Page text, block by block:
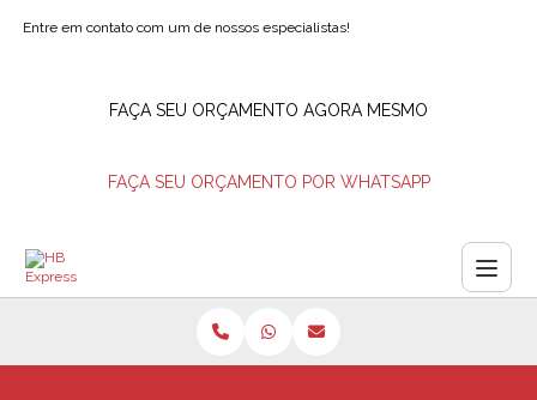
Entre em contato com um de nossos especialistas!
FAÇA SEU ORÇAMENTO AGORA MESMO
FAÇA SEU ORÇAMENTO POR WHATSAPP